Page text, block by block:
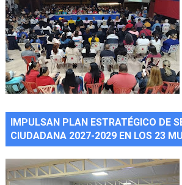
IMPULSAN PLAN ESTRATÉGICO DE
CIUDADANA 2027-2029 EN LOS 23